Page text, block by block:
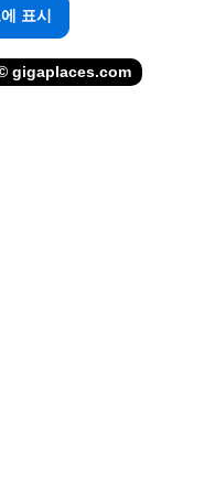
표시
gigaplaces.com